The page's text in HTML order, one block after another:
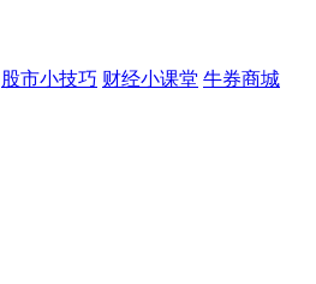
股市小技巧 财经小课堂 牛券商城